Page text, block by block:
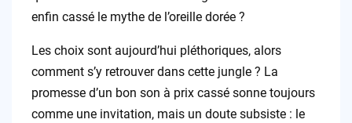
enfin cassé le mythe de l’oreille dorée ?
Les choix sont aujourd’hui pléthoriques, alors
comment s’y retrouver dans cette jungle ? La
promesse d’un bon son à prix cassé sonne toujours
comme une invitation, mais un doute subsiste : le